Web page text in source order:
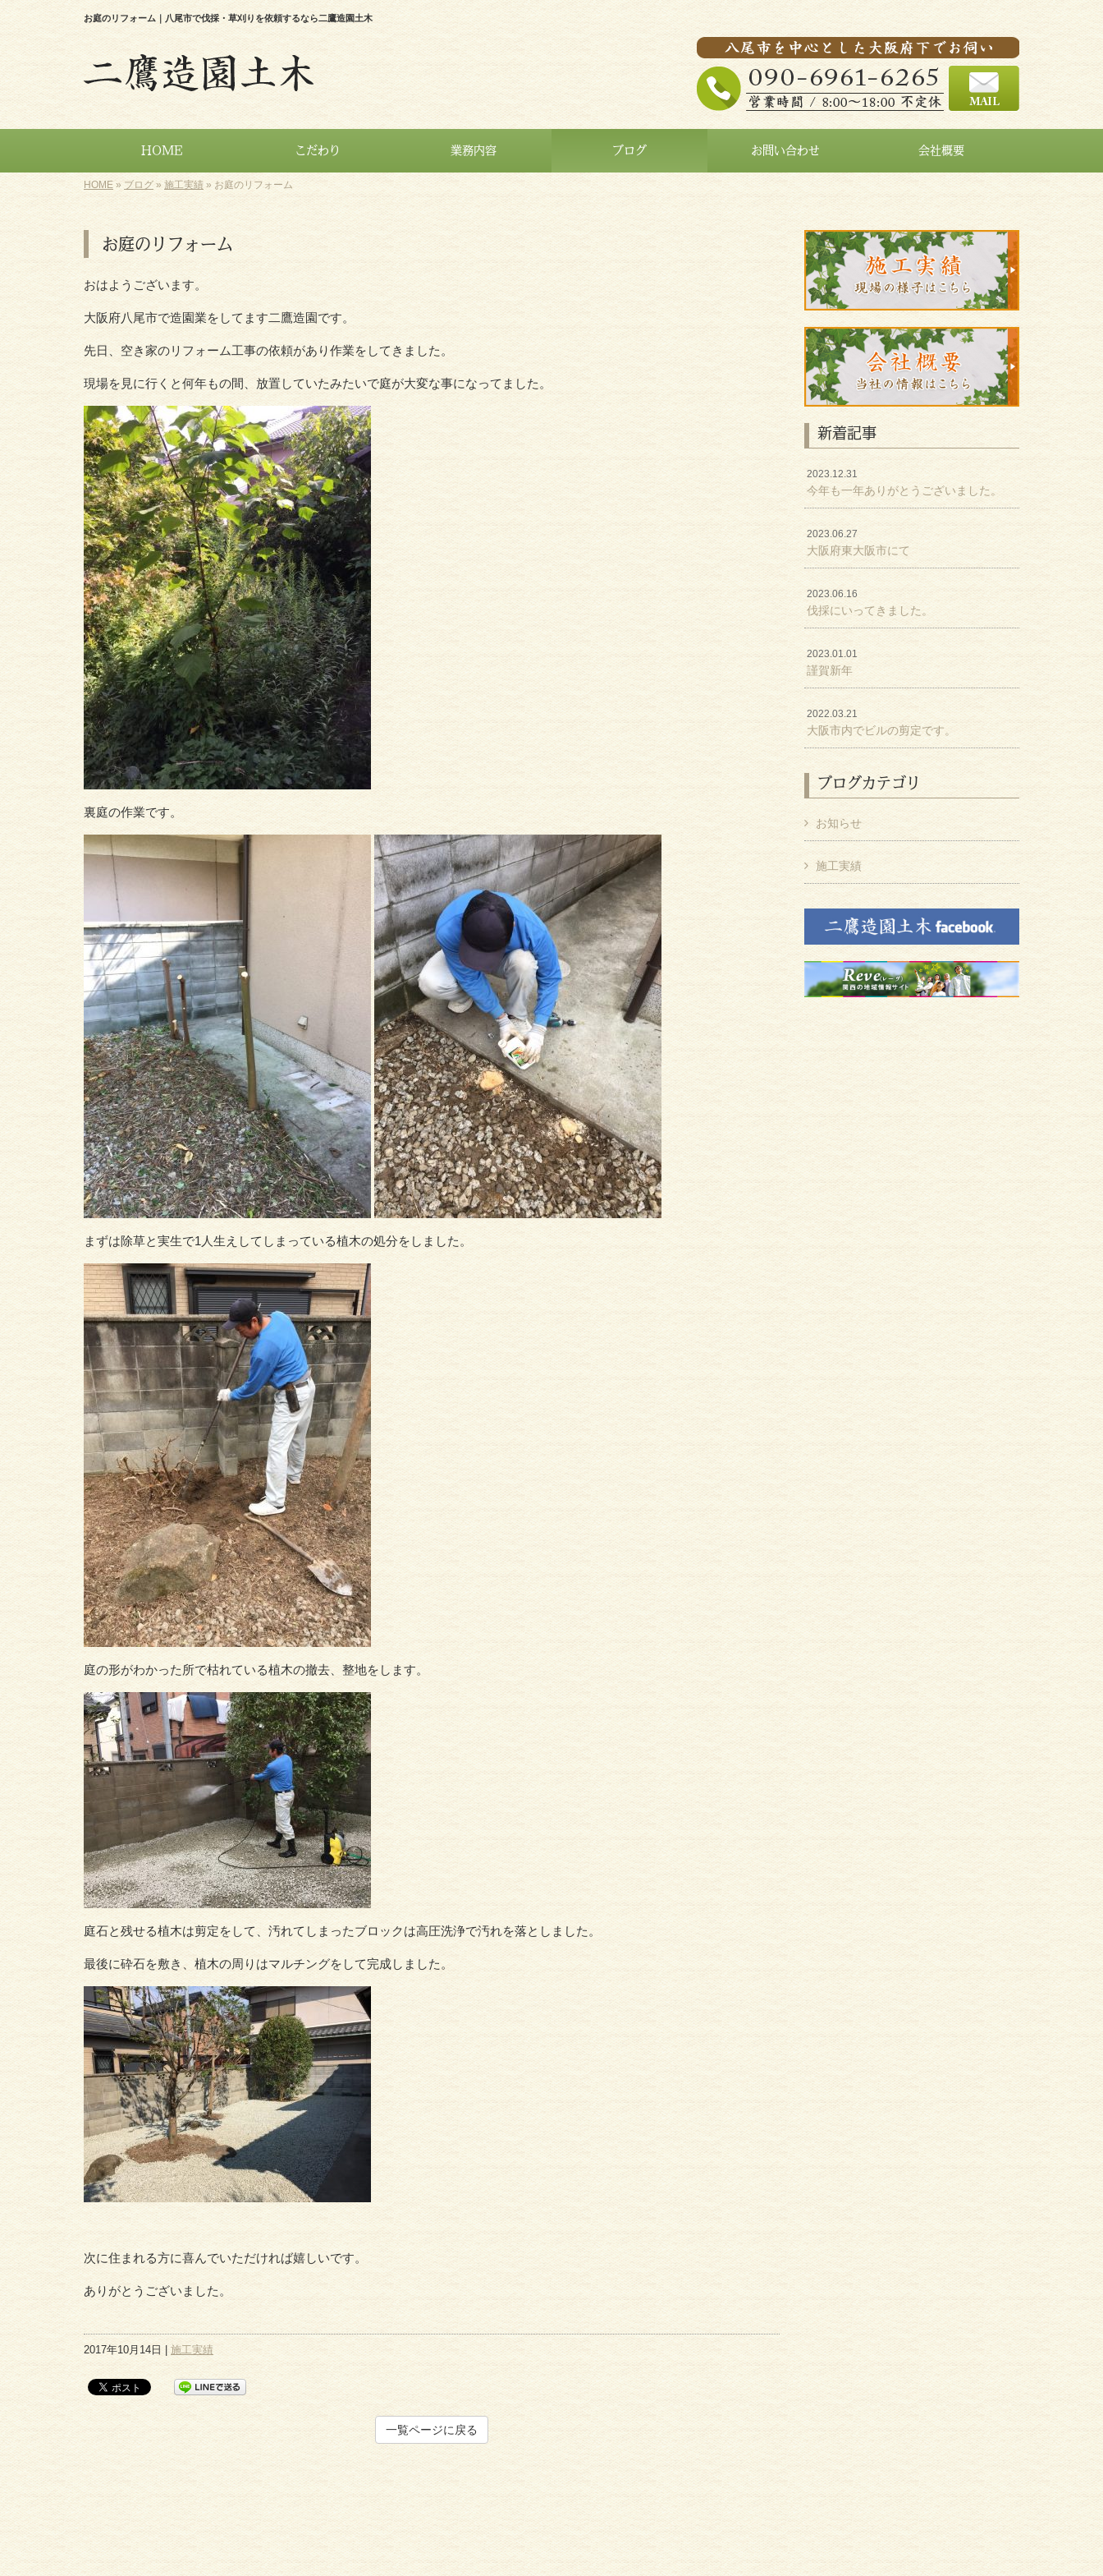
お庭のリフォーム｜八尾市で伐採・草刈りを依頼するなら二鷹造園土木
HOME こだわり 業務内容 ブログ お問い合わせ 会社概要
HOME » ブログ » 施工実績 » お庭のリフォーム
お庭のリフォーム
おはようございます。
大阪府八尾市で造園業をしてます二鷹造園です。
先日、空き家のリフォーム工事の依頼があり作業をしてきました。
現場を見に行くと何年もの間、放置していたみたいで庭が大変な事になってました。
裏庭の作業です。
まずは除草と実生で1人生えしてしまっている植木の処分をしました。
庭の形がわかった所で枯れている植木の撤去、整地をします。
庭石と残せる植木は剪定をして、汚れてしまったブロックは高圧洗浄で汚れを落としました。
最後に砕石を敷き、植木の周りはマルチングをして完成しました。
次に住まれる方に喜んでいただければ嬉しいです。
ありがとうございました。
2017年10月14日 | 施工実績
一覧ページに戻る
新着記事
2023.12.31
今年も一年ありがとうございました。
2023.06.27
大阪府東大阪市にて
2023.06.16
伐採にいってきました。
2023.01.01
謹賀新年
2022.03.21
大阪市内でビルの剪定です。
ブログカテゴリ
お知らせ
施工実績